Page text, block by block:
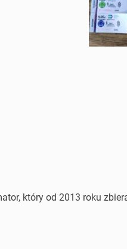
który od 2013 roku